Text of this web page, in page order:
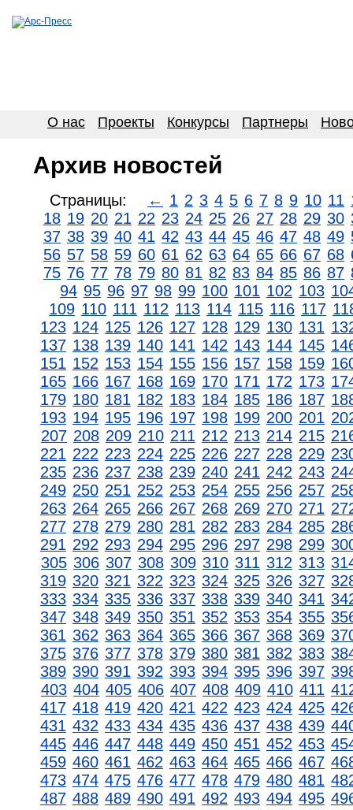
О нас Проекты Конкурсы Партнеры
Архив новостей
Страницы: ← 1 2 3 4 5 6 7 8 9 10 11
18 19 20 21 22 23 24 25 26 27 28 29 30
37 38 39 40 41 42 43 44 45 46 47 48 49
56 57 58 59 60 61 62 63 64 65 66 67 68
75 76 77 78 79 80 81 82 83 84 85 86 87
94 95 96 97 98 99 100 101 102 103
109 110 111 112 113 114 115 116 117
123 124 125 126 127 128 129 130 131
137 138 139 140 141 142 143 144 145
151 152 153 154 155 156 157 158 159
165 166 167 168 169 170 171 172 173
179 180 181 182 183 184 185 186 187
193 194 195 196 197 198 199 200 201
207 208 209 210 211 212 213 214 215
221 222 223 224 225 226 227 228 229
235 236 237 238 239 240 241 242 243
249 250 251 252 253 254 255 256 257
263 264 265 266 267 268 269 270 271
277 278 279 280 281 282 283 284 285
291 292 293 294 295 296 297 298 299
305 306 307 308 309 310 311 312 313
319 320 321 322 323 324 325 326 327
333 334 335 336 337 338 339 340 341
347 348 349 350 351 352 353 354 355
361 362 363 364 365 366 367 368 369
375 376 377 378 379 380 381 382 383
389 390 391 392 393 394 395 396 397
403 404 405 406 407 408 409 410 411
417 418 419 420 421 422 423 424 425
431 432 433 434 435 436 437 438 439
445 446 447 448 449 450 451 452 453
459 460 461 462 463 464 465 466 467
473 474 475 476 477 478 479 480 481
487 488 489 490 491 492 493 494 495